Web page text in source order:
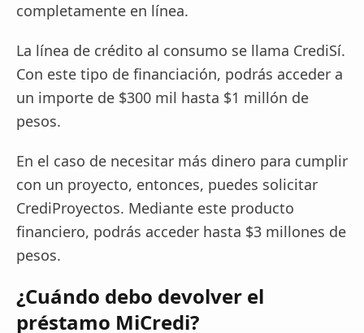
completamente en línea.
La línea de crédito al consumo se llama CrediSí.
Con este tipo de financiación, podrás acceder a
un importe de $300 mil hasta $1 millón de
pesos.
En el caso de necesitar más dinero para cumplir
con un proyecto, entonces, puedes solicitar
CrediProyectos. Mediante este producto
financiero, podrás acceder hasta $3 millones de
pesos.
¿Cuándo debo devolver el
préstamo MiCredi?